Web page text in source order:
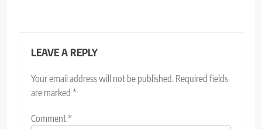
LEAVE A REPLY
Your email address will not be published. Required fields
are marked *
Comment*